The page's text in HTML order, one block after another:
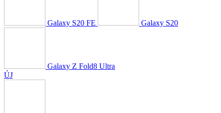
Galaxy S20 FE Galaxy S20
Galaxy Z Fold8 Ultra
ÚJ